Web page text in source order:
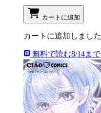
カートに追加
カートに追加しました
無料で読む8/14まで